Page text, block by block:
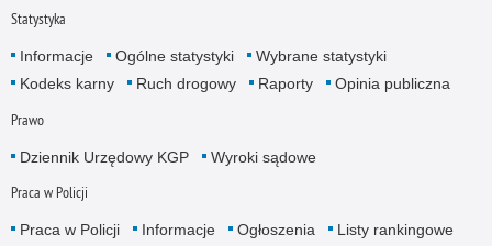
Statystyka
Informacje Ogólne statystyki
Wybrane statystyki
Kodeks karny
Ruch drogowy Raporty Opinia publiczna
Prawo
Dziennik Urzędowy KGP Wyroki sądowe
Praca w Policji
Praca w Policji Informacje Ogłoszenia
Listy rankingowe